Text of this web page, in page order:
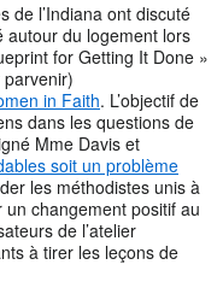
de l’Indiana ont discuté
autour du logement lors
for Getting It Done »
parvenir)
in Faith. L’objectif de
dans les questions de
Mme Davis et
soit un problème
les méthodistes unis à
un changement positif au
de l’atelier
à tirer les leçons de